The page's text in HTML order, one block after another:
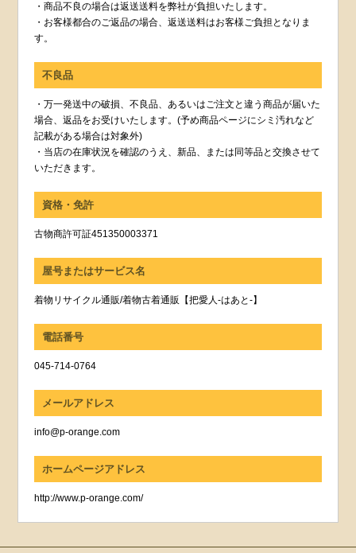
・商品不良の場合は返送送料を弊社が負担いたします。
・お客様都合のご返品の場合、返送送料はお客様ご負担となりま
す。
不良品
・万一発送中の破損、不良品、あるいはご注文と違う商品が届いた
場合、返品をお受けいたします。(予め商品ページにシミ汚れなど
記載がある場合は対象外)
・当店の在庫状況を確認のうえ、新品、または同等品と交換させて
いただきます。
資格・免許
古物商許可証451350003371
屋号またはサービス名
着物リサイクル通販/着物古着通販【把愛人-はあと-】
電話番号
045-714-0764
メールアドレス
info@p-orange.com
ホームページアドレス
http://www.p-orange.com/